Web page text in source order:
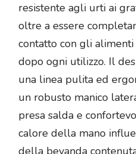
resistente agli urti ai
oltre a essere
contatto con gli
dopo ogni utilizzo. Il
una linea pulita ed
un robusto manico
presa salda e
calore della mano
della bevanda